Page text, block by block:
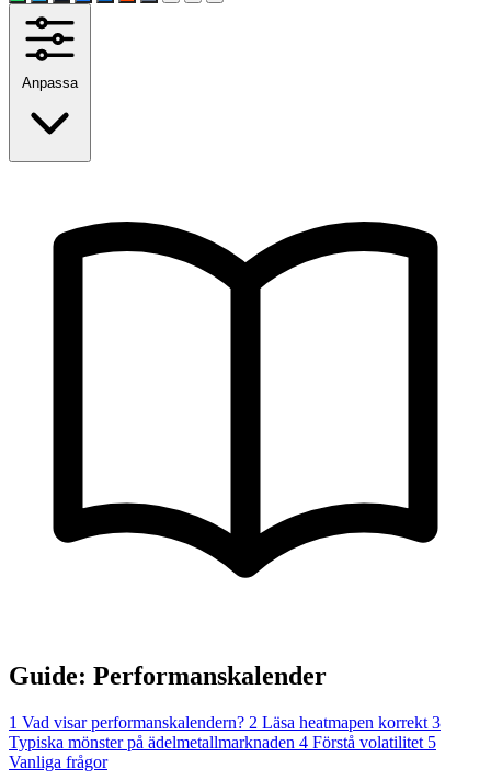
Anpassa
Guide: Performanskalender
1 Vad visar performanskalendern? 2 Läsa heatmapen korrekt 3
Typiska mönster på ädelmetallmarknaden 4 Förstå volatilitet 5
Vanliga frågor